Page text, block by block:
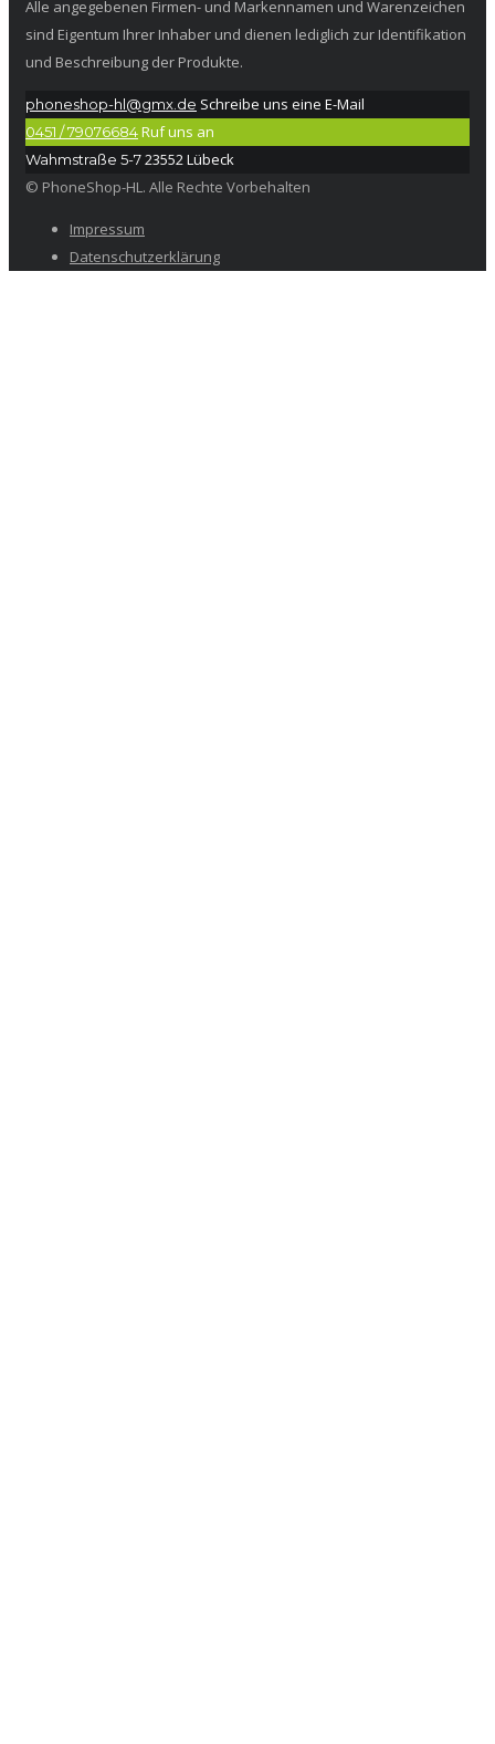
Alle angegebenen Firmen- und Markennamen und Warenzeichen
sind Eigentum Ihrer Inhaber und dienen lediglich zur Identifikation
und Beschreibung der Produkte.
phoneshop-hl@gmx.de Schreibe uns eine E-Mail
0451 / 79076684Ruf uns an
Wahmstraße 5-723552 Lübeck
© PhoneShop-HL. Alle Rechte Vorbehalten
Impressum
Datenschutzerklärung